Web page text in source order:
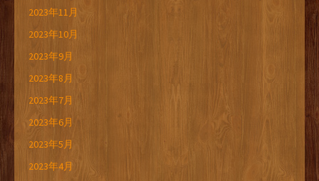
2023年11月
2023年10月
2023年9月
2023年8月
2023年7月
2023年6月
2023年5月
2023年4月